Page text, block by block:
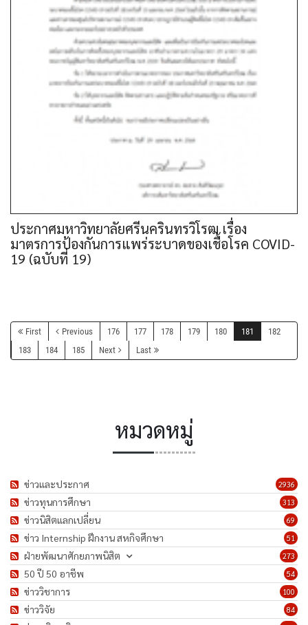
ประกาศมหาวิทยาลัยศรีนครินทรวิโรฒ เรื่อง
มาตรการป้องกันการแพร่ระบาดของเชื้อโรค COVID-
19 (ฉบับที่ 19)
First Previous 176 177 178 179 180 181
182
183
184 185 Next Last
หมวดหมู่
2936
ข่าวและประกาศ
313
ข่าวทุนการศึกษา
69
ข่าวนิสิตแลกเปลี่ยน
51
ข่าว Internship ฝึกงาน สหกิจศึกษา
273
ฝ่ายพัฒนาศักยภาพนิสิต
54
50 ปี 50 อาชีพ
100
ข่าววิชาการ
84
ข่าววิจัย